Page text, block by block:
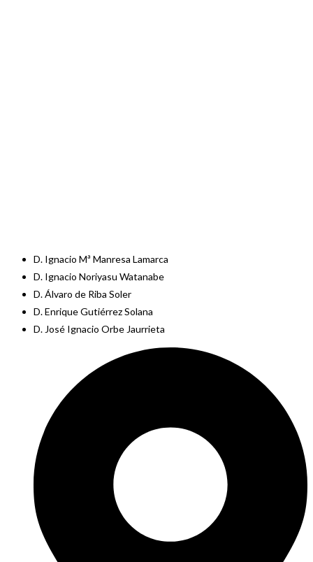
D. Ignacio Mª Manresa Lamarca
D. Ignacio Noriyasu Watanabe
D. Álvaro de Riba Soler
D. Enrique Gutiérrez Solana
D. José Ignacio Orbe Jaurrieta